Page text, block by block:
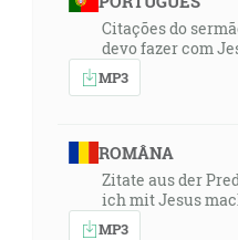
Citações do
devo fazer com
MP3
ROMÂNA
Zitate aus der
ich mit Jesus
MP3